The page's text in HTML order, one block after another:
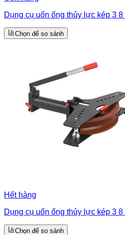
Dụng cụ uốn ống thủy lực kép 3
Chọn để so sánh
Hết hàng
Dụng cụ uốn ống thủy lực kép 3 8
Chọn để so sánh